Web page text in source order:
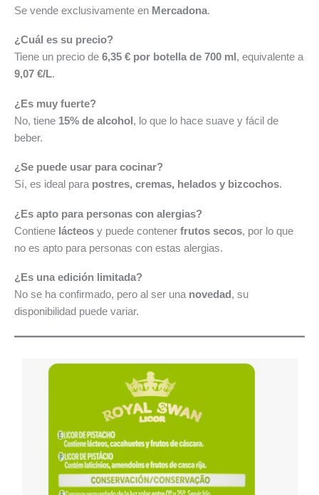
Se vende exclusivamente en Mercadona.
¿Cuál es su precio?
Tiene un precio de 6,35 € por botella de 700 ml , equivalente a
9,07 €/L.
¿Es muy fuerte?
No, tiene 15% de alcohol, lo que lo hace suave y fácil de
beber.
¿Se puede usar para cocinar?
Sí, es ideal para postres, cremas, helados y bizcochos.
¿Es apto para personas con alergias?
Contiene lácteos y puede contener frutos secos, por lo que
no es apto para personas con estas alergias.
¿Es una edición limitada?
No se ha confirmado, pero al ser una novedad , su
disponibilidad puede variar.